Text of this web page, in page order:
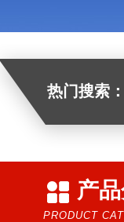
热门搜索：
产
PRODUCT